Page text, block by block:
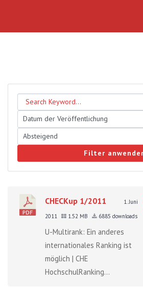
Filter
CHECKup 1/2011
1. Juni
2011
1.52 MB 6885 downloads
U-Multirank: Ein anderes
internationales Ranking ist
möglich | CHE
HochschulRanking...